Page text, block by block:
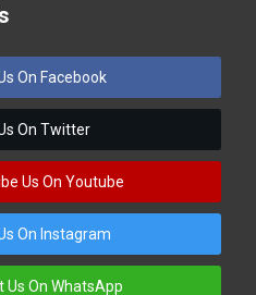
On Facebook
On Twitter
Us On Youtube
On Instagram
Us On WhatsApp